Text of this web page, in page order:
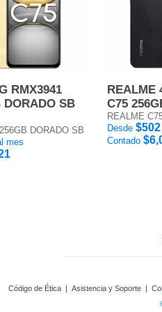
RMX3941
DORADO SB
DORADO SB
mes
REALME
C75
REALME
Desde $502
Contado
Código de Ética | Asistencia y Soporte |